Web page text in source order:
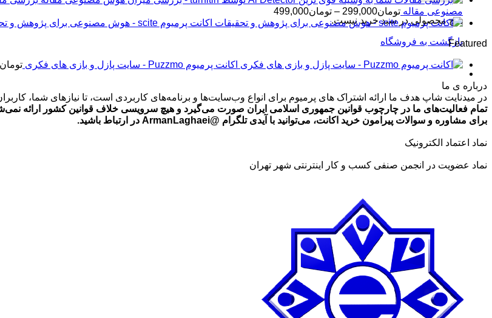
هیچ محصولی در سبد خرید نیست.
بازگشت به فروشگاه
مصنوعی مقاله تومان299,000
– تومان499,000محدوده
قیمت:
اکانت پرمیوم scite - هوش مصنوعی برای پژوهش و تحقیقات
Featured
اکانت پرمیوم Puzzmo - سایت پازل و بازی های فکری تومان
درباره ی ما
در میدنایت شاپ هدف ما ارائه اشتراک های پرمیوم برای انواع وب‌سایت‌ها و برنامه‌های کاربردی است، تا نیازهای شما،
تمام فعالیت‌های ما در چارچوب قوانین جمهوری اسلامی ایران صورت می‌گیرد و هیچ سرویسی خلاف قوانین کشور ارائه
برای مشاوره و سوالات پیرامون خرید اکانت، می‌توانید با آیدی تلگرام @ArmanLaghaei در ارتباط باشید.
نماد اعتماد الکترونیک
نماد عضویت در انجمن صنفی کسب و کار اینترنتی شهر تهران